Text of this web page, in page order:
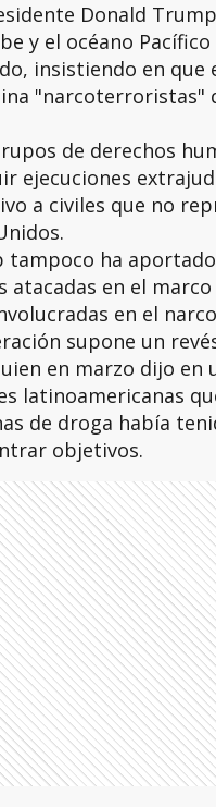
Donald
y el océano
insistiendo en que
"narcoterroristas"
de derechos
ejecuciones
a civiles que no
ha
atacadas en el
en el
supone un
en marzo dijo en
latinoamericanas
de droga había
objetivos.